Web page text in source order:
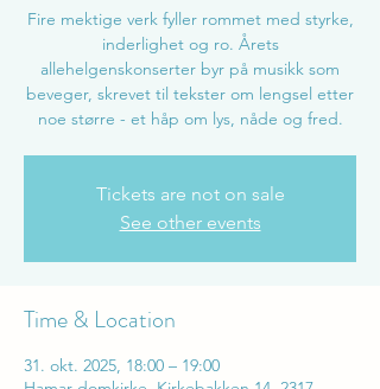
Fire mektige verk fyller rommet med styrke,
inderlighet og ro. Årets
allehelgenskonserter byr på musikk som
beveger, skrevet til tekster om lengsel etter
noe større - et håp om lys, nåde og fred.
Tickets are not on sale
See other events
Time & Location
31. okt. 2025, 18:00 – 19:00